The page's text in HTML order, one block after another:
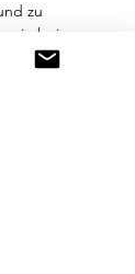
zu
bei
zu können.